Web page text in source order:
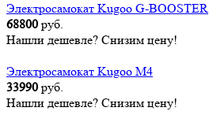
Электросамокат Kugoo G-BOOSTER
68800 руб.
Нашли дешевле? Снизим цену!
Электросамокат Kugoo M4
33990 руб.
Нашли дешевле? Снизим цену!